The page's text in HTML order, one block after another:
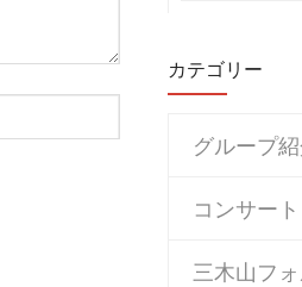
カテゴリー
グループ
コンサー
三木山フ